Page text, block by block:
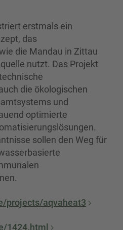
erstmals ein
das
die Mandau in Zittau
nutzt. Das Projekt
die ökologischen
und
optimierte
sollen den Weg für
projects/aqvaheat3
1424.html